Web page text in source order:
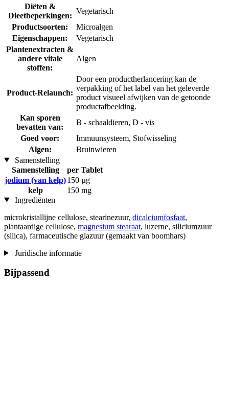
Diëten &
Dieetbeperkingen:
Vegetarisch
Productsoorten:
Microalgen
Eigenschappen:
Vegetarisch
Plantenextracten &
andere vitale
stoffen:
Algen
Product-Relaunch:
Door een productherlancering kan de
verpakking of het label van het geleverde
product visueel afwijken van de getoonde
productafbeelding.
Kan sporen
bevatten van:
B - schaaldieren, D - vis
Goed voor:
Immuunsysteem, Stofwisseling
Algen:
Bruinwieren
Samenstelling
Samenstelling
per Tablet
jodium (van kelp)150 µg
kelp
150 mg
Ingrediënten
microkristallijne cellulose, stearinezuur, dicalciumfosfaat,
plantaardige cellulose, magnesium stearaat, luzerne, siliciumzuur
(silica), farmaceutische glazuur (gemaakt van boomhars)
Juridische informatie
Bijpassend